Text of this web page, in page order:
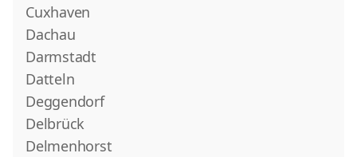
Cuxhaven
Dachau
Darmstadt
Datteln
Deggendorf
Delbrück
Delmenhorst